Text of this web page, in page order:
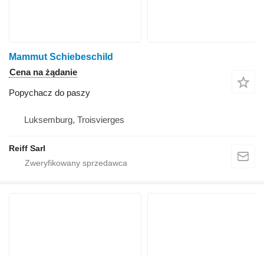
Mammut Schiebeschild
Cena na żądanie
Popychacz do paszy
Luksemburg, Troisvierges
Reiff Sarl